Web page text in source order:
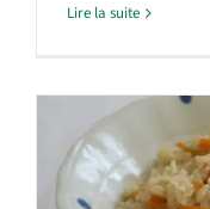
Lire la suite